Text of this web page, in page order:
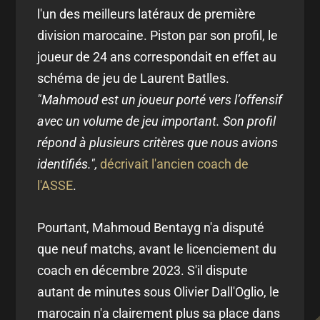
l'un des meilleurs latéraux de première
division marocaine. Piston par son profil, le
joueur de 24 ans correspondait en effet au
schéma de jeu de Laurent Batlles.
"Mahmoud est un joueur porté vers l’offensif
avec un volume de jeu important. Son profil
répond à plusieurs critères que nous avions
identifiés.", décrivait l'ancien coach de
l'ASSE.
Pourtant, Mahmoud Bentayg n'a disputé
que neuf matchs, avant le licenciement du
coach en décembre 2023. S'il dispute
autant de minutes sous Olivier Dall'Oglio, le
marocain n'a clairement plus sa place dans